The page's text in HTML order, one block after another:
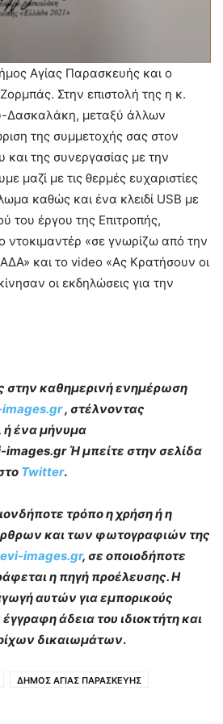
Αγίας Παρασκευής και ο
Στην επιστολή της η κ.
Δασκαλάκη, μεταξύ άλλων
της συμμετοχής σας στον
και της συνεργασίας με την
μαζί με τις θερμές ευχαριστίες
καθώς και ένα κλειδί USB με
του έργου της Επιτροπής,
ντοκιμαντέρ «σε γνωρίζω από την
και το video «Ας Κρατήσουν οι
οι εκδηλώσεις για την
στην καθημερινή ενημέρωση
, στέλνοντας
ένα μήνυμα
Ή μπείτε στην σελίδα
Twitter.
τρόπο η χρήση ή η
και των φωτογραφιών της
images.gr, σε οποιοδήποτε
η πηγή προέλευσης. Η
αυτών για εμπορικούς
άδεια του ιδιοκτήτη και
δικαιωμάτων.
ΔΗΜΟΣ ΑΓΙΑΣ ΠΑΡΑΣΚΕΥΗΣ